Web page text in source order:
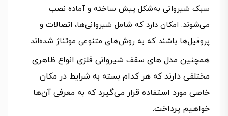
سبک شیروانی به‌شکل پیش‌ ساخته و آماده نصب
می‌شوند. امکان دارد که شامل شیروانی‌ها، اتصالات و
پروفیل‌ها باشند که به روش‌های متنوعی موتناژ شده‌اند.
همچنین مدل های سقف شیروانی فلزی انواع ظاهری
مختلفی دارند که هر کدام بسته به شرایط در مکان
خاصی مورد استفاده قرار می‌گیرد که به معرفی آن‌ها
خواهیم پرداخت.